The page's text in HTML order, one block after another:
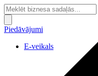
Piedāvājumi
E-veikals